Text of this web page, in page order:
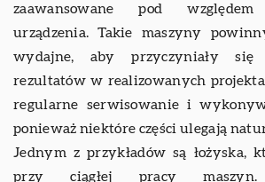
zaawansowane pod względem
urządzenia. Takie maszyny
wydajne, aby przyczyniały się
rezultatów w realizowanych
regularne serwisowanie i
ponieważ niektóre części ulegają
Jednym z przykładów są łożyska,
przy ciągłej pracy